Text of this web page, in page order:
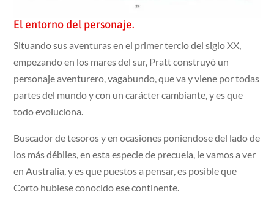
El entorno del personaje.
Situando sus aventuras en el primer tercio del siglo XX,
empezando en los mares del sur, Pratt construyó un
personaje aventurero, vagabundo, que va y viene por todas
partes del mundo y con un carácter cambiante, y es que
todo evoluciona.
Buscador de tesoros y en ocasiones poniendose del lado de
los más débiles, en esta especie de precuela, le vamos a ver
en Australia, y es que puestos a pensar, es posible que
Corto hubiese conocido ese continente.